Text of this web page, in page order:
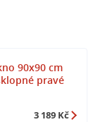
90x90 cm
pravé
3 189 Kč